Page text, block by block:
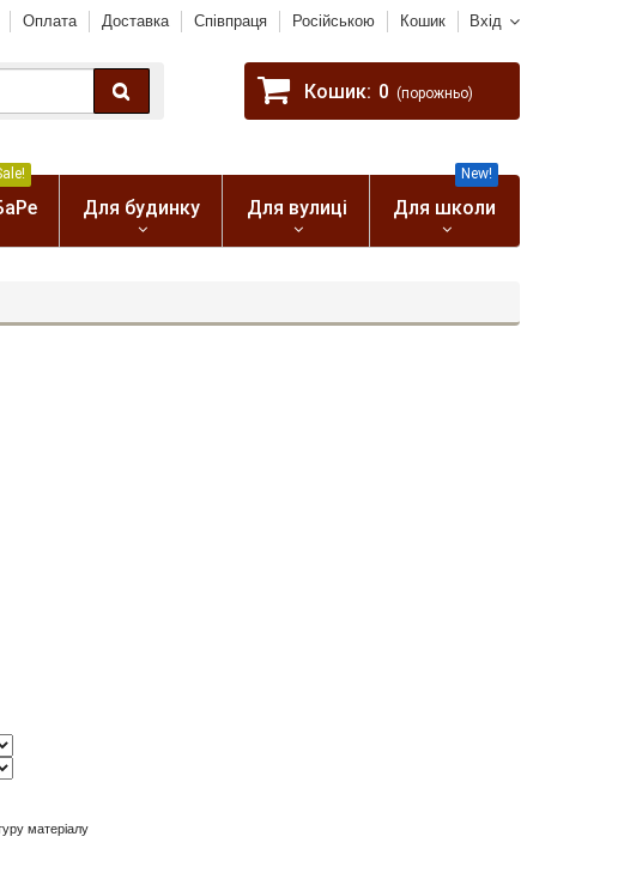
Вхід
Оплата Доставка Співпраця Російською Кошик
Кошик: 0 (порожньо)
Для будинку Для вулиці Для школи
New!
матеріалу